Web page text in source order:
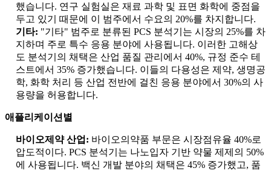
했습니다. 연구 실험실은 재료 과학 및 표면 화학에 중점을
두고 있기 때문에 이 범주에서 수요의 20%를 차지합니다.
기타: "기타" 범주로 분류된 PCS 분석기는 시장의 25%를 차
지하며 주로 특수 응용 분야에 사용됩니다. 이러한 고해상
도 분석기의 채택은 산업 품질 관리에서 40%, 규정 준수 테
스트에서 35% 증가했습니다. 이들의 다용성은 제약, 생명공
학, 화학 처리 등 산업 전반에 걸친 응용 분야에서 30%의 사
용량을 허용합니다.
애플리케이션별
바이오제약 산업: 바이오의약품 부문은 시장점유율 40%로
압도적이다. PCS 분석기는 나노입자 기반 약물 제제의 50%
에 사용됩니다. 백신 개발 분야의 채택은 45% 증가했고, 품